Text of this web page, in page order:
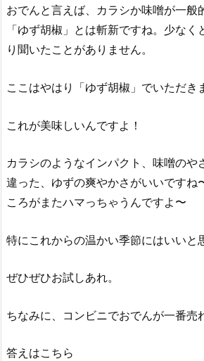
おでんと言えば、カラシか味噌が一般
「ゆず胡椒」とは斬新ですね。少なく
り聞いたことがありません。
ここはやはり「ゆず胡椒」でいただき
これが美味しいんですよ！
カラシのようなインパクト、味噌のや
違った、ゆずの爽やかさがいいですね
ころがまたハマっちゃうんですよ〜
特にこれからの温かい季節にはいいと
ぜひぜひお試しあれ。
ちなみに、コンビニでおでんが一番売
答えはこちら